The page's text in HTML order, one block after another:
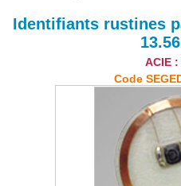
Identifiants rustines
ACIE :
Code